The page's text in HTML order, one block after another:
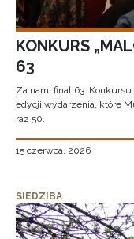
KONKURS
63
Za nami finał 63.
edycji wydarzenia, które
raz 50.
15 czerwca, 2026
SIEDZIBA